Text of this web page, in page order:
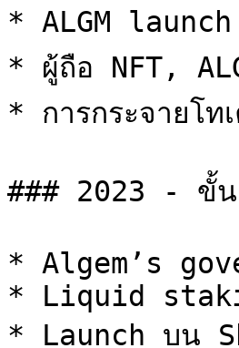
* ALGM
* ผู้ถือ NFT,
* การกระจายโท
### 2023 - ขั้
* Algem’s
* Liquid
* Launch บน